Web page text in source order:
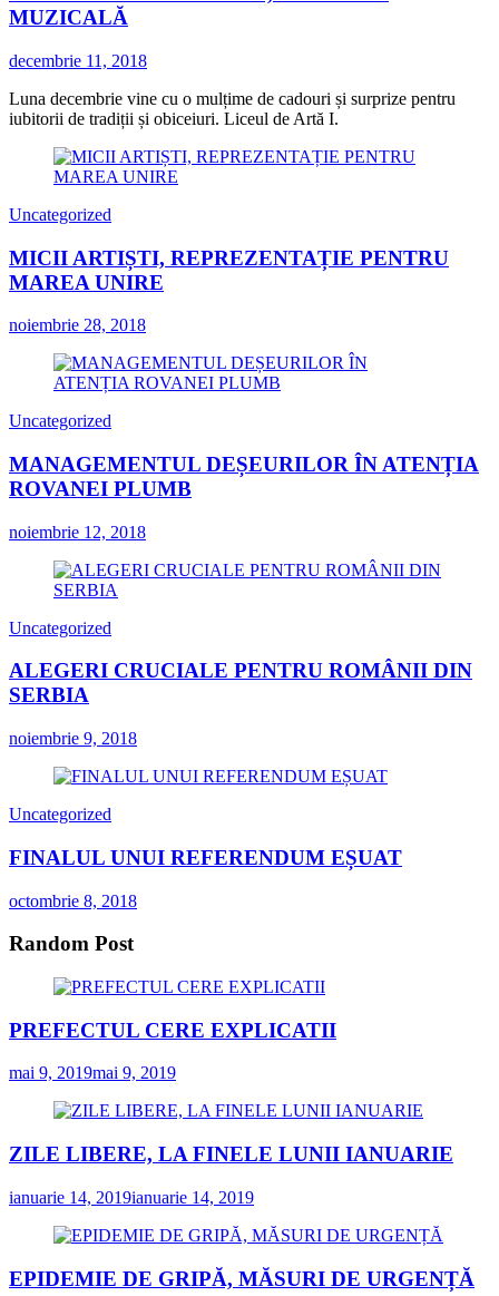
MUZICALĂ
decembrie 11, 2018
Luna decembrie vine cu o mulțime de cadouri și surprize pentru
iubitorii de tradiții și obiceiuri. Liceul de Artă I.
Uncategorized
MICII ARTIȘTI, REPREZENTAȚIE PENTRU
MAREA UNIRE
noiembrie 28, 2018
Uncategorized
MANAGEMENTUL DEȘEURILOR ÎN ATENȚIA
ROVANEI PLUMB
noiembrie 12, 2018
Uncategorized
ALEGERI CRUCIALE PENTRU ROMÂNII DIN
SERBIA
noiembrie 9, 2018
Uncategorized
FINALUL UNUI REFERENDUM EȘUAT
octombrie 8, 2018
Random Post
PREFECTUL CERE EXPLICATII
mai 9, 2019mai 9, 2019
ZILE LIBERE, LA FINELE LUNII IANUARIE
ianuarie 14, 2019ianuarie 14, 2019
EPIDEMIE DE GRIPĂ, MĂSURI DE URGENȚĂ